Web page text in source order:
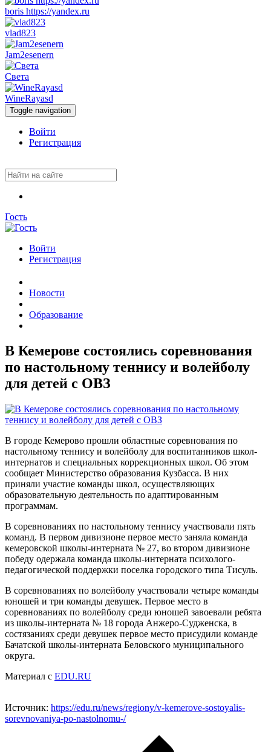
boris https://yandex.ru
vlad823
Jam2esenern
Света
WineRayasd
Toggle navigation
Войти
Регистрация
Гость
Войти
Регистрация
Новости
Образование
В Кемерове состоялись соревнования
по настольному теннису и волейболу
для детей с ОВЗ
В городе Кемерово прошли областные соревнования по
настольному теннису и волейболу для воспитанников школ-
интернатов и специальных коррекционных школ. Об этом
сообщает Министерство образования Кузбасса. В них
приняли участие команды школ, осуществляющих
образовательную деятельность по адаптированным
программам.
В соревнованиях по настольному теннису участвовали пять
команд. В первом дивизионе первое место заняла команда
кемеровской школы-интерната № 27, во втором дивизионе
победу одержала команда школы-интерната психолого-
педагогической поддержки поселка городского типа Тисуль.
В соревнованиях по волейболу участвовали четыре команды
юношей и три команды девушек. Первое место в
соревнованиях по волейболу среди юношей завоевали ребята
из школы-интерната № 18 города Анжеро-Судженска, в
состязаниях среди девушек первое место присудили команде
Бачатской школы-интерната Беловского муниципального
округа.
Материал с EDU.RU
Источник: https://edu.ru/news/regiony/v-kemerove-sostoyalis-
sorevnovaniya-po-nastolnomu-/